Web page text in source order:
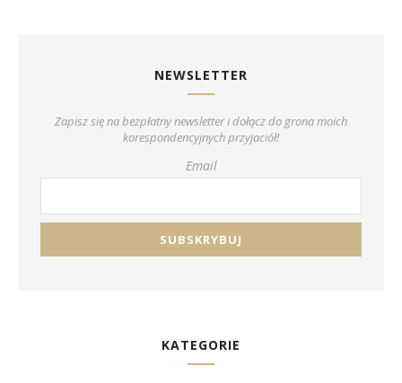
NEWSLETTER
Zapisz się na bezpłatny newsletter i dołącz do grona moich
korespondencyjnych przyjaciół!
Email
KATEGORIE